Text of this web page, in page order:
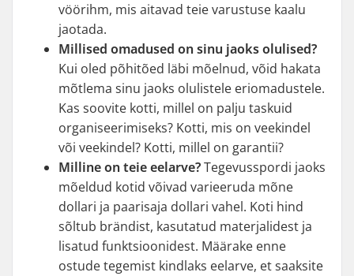
vöörihm, mis aitavad teie varustuse kaalu
jaotada.
Millised omadused on sinu jaoks olulised?
Kui oled põhitõed läbi mõelnud, võid hakata
mõtlema sinu jaoks olulistele eriomadustele.
Kas soovite kotti, millel on palju taskuid
organiseerimiseks? Kotti, mis on veekindel
või veekindel? Kotti, millel on garantii?
Milline on teie eelarve?Tegevusspordi jaoks
mõeldud kotid võivad varieeruda mõne
dollari ja paarisaja dollari vahel. Koti hind
sõltub brändist, kasutatud materjalidest ja
lisatud funktsioonidest. Määrake enne
ostude tegemist kindlaks eelarve, et saaksite